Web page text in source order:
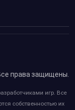
права защищены.
игр. Все
собственностью их